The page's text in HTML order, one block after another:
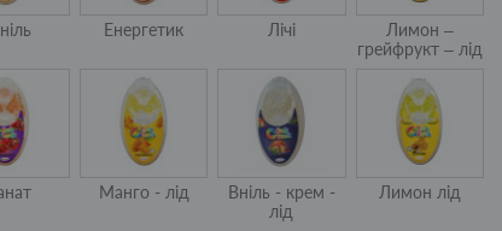
Енергетик Лічі
Лимон –
грейфрукт – лід
Манго - лід
Вніль - крем -
лід
Лимон лід